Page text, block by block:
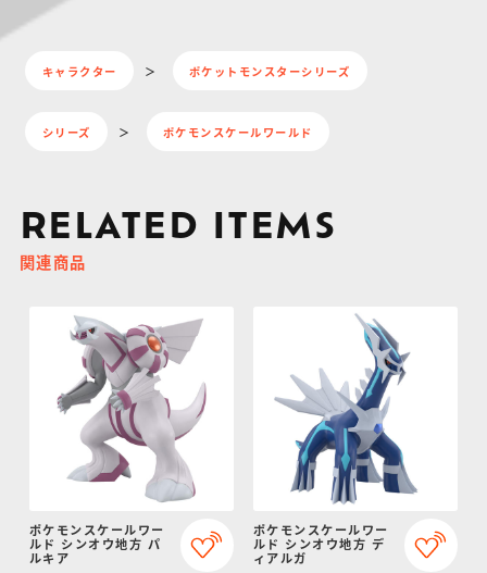
キャラクター ポケットモンスターシリーズ
シリーズ ポケモンスケールワールド
RELATED ITEMS
関連商品
ポケモンスケールワー
ルド シンオウ地方 パ
ルキア
ポケモンスケールワー
ルド シンオウ地方 デ
ィアルガ